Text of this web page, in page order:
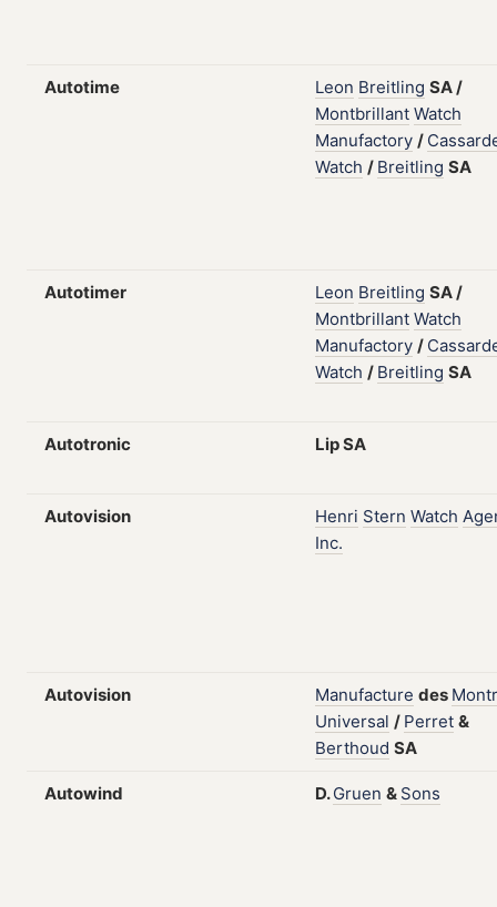
Autotime Leon Breitling SA/
Montbrillant Watch
Manufactory /
Watch / Breitling SA
Autotimer Leon Breitling SA/
Montbrillant Watch
Manufactory /
Watch / Breitling SA
Autotronic LipSA
Autovision Henri Stern Watch
Inc.
Autovision Manufacture des
Universal / Perret &
Berthoud SA
Autowind D.Gruen & Sons